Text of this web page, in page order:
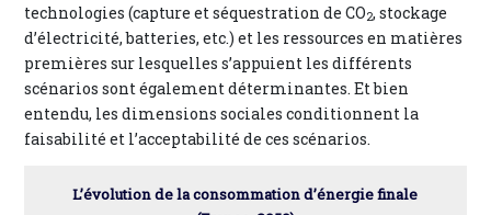
technologies (capture et séquestration de CO2, stockage
d’électricité, batteries, etc.) et les ressources en matières
premières sur lesquelles s’appuient les différents
scénarios sont également déterminantes. Et bien
entendu, les dimensions sociales conditionnent la
faisabilité et l’acceptabilité de ces scénarios.
L’évolution de la consommation d’énergie finale